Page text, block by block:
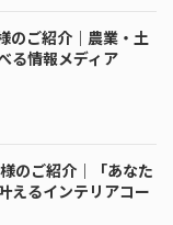
のご紹介｜農業・土
る情報メディア
のご紹介｜「あなた
えるインテリアコー